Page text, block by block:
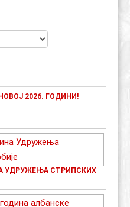
2026. ГОДИНИ!
УДРУЖЕЊА СТРИПСКИХ